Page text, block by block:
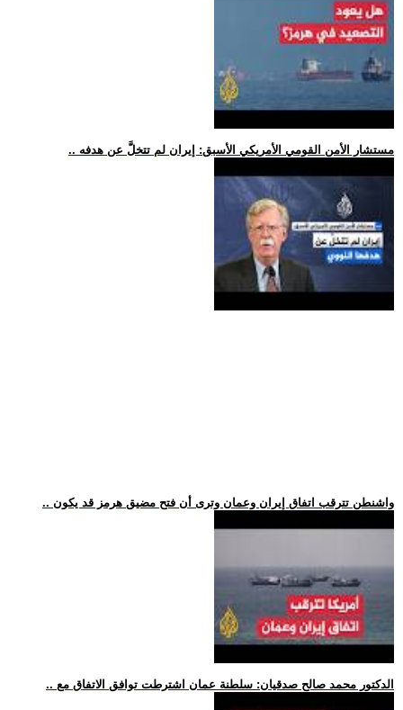
.. مستشار الأمن القومي الأمريكي الأسبق: إيران لم تتخلَّ عن هدفه
.. واشنطن تترقب اتفاق إيران وعمان وترى أن فتح مضيق هرمز قد يكون
.. الدكتور محمد صالح صدقيان: سلطنة عمان اشترطت توافق الاتفاق مع